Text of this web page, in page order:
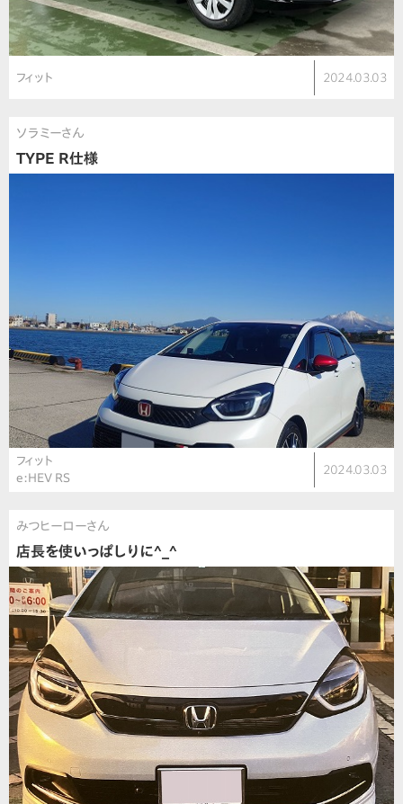
フィット 2024.03.03
ソラミーさん
TYPE R仕様
フィット
e:HEV RS
2024.03.03
みつヒーローさん
店長を使いっぱしりに^_^